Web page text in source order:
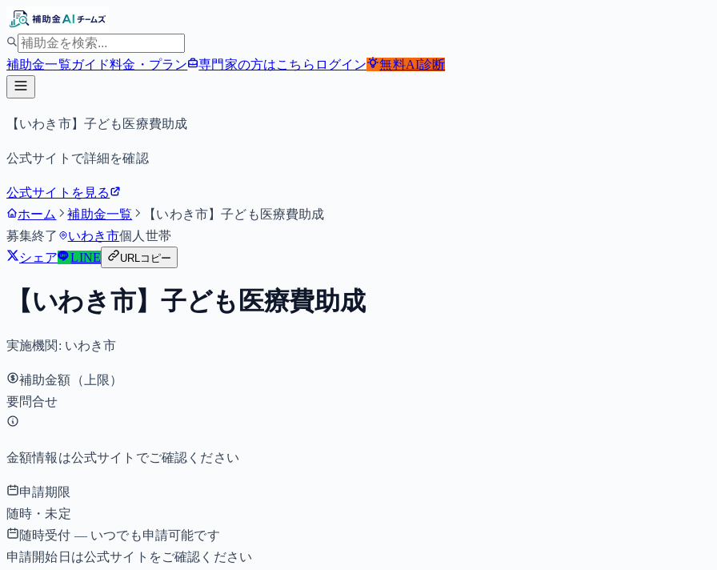
補助金一覧ガイド料金・プラン 専門家の方はこちら ログイン 無料AI診断
【いわき市】子ども医療費助成
公式サイトで詳細を確認
公式サイトを見る
ホーム
補助金一覧
【いわき市】子ども医療費助成
募集終了
いわき市個人 世帯
シェア
LINE URLコピー
【いわき市】子ども医療費助成
実施機関: いわき市
補助金額（上限）
要問合せ
金額情報は公式サイトでご確認ください
申請期限
随時・未定
随時受付 — いつでも申請可能です
申請開始日は公式サイトをご確認ください